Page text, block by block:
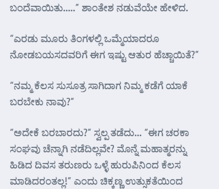
ಬಂದೆವಾಯಿತು…..” ಶಾಂತೇಶ ನಡುವೆಯೇ ಹೇಳಿದ.
“ಎರಡು ಮೂರು ತಿಂಗಳಲ್ಲಿ ಒಮ್ಮೆಯಾದರೂ
ನೋಡಬಯಸದವರಿಗೆ ಈಗ ಇಷ್ಟು ಆತುರ ಹೆಚ್ಚಾಯಿತೆ?”
“ನಮ್ಮ ಕೆಲಸ ಸುಸೂತ್ರ ಸಾಗಿದಾಗ ನಿಮ್ಮ ಕಡೆಗೆ ಯಾಕೆ
ಬರಬೇಕು ನಾವು?”
“ಅದೇಕೆ ಬರಬಾರದು?” ಸ್ವಲ್ಪ ತಡೆದು… “ಈಗ ಚರಕಾ
ಸಂಘವು ಚೆನ್ನಾಗಿ ನಡೆದಿಲ್ಲವೇ? ಮೊನ್ನೆ ಮಹಾತ್ಮರನ್ನು
ಹಿಡಿದ ದಿವಸ ತರುಣರು ಒಳ್ಳೆ ಹುರುಪಿನಿಂದ ಕೆಲಸ
ಮಾಡಿದರಂತಲ್ಲ!” ಎಂದು ಚಿಕ್ಕಣ್ಣ ಉತ್ಸುಕತೆಯಿಂದ